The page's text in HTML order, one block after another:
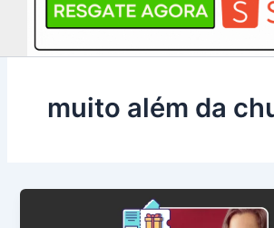
muito além da